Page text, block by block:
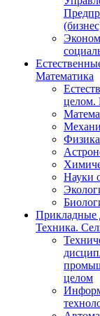
Математика
целом.
Физика
Науки
Прикладные
Техника.
целом